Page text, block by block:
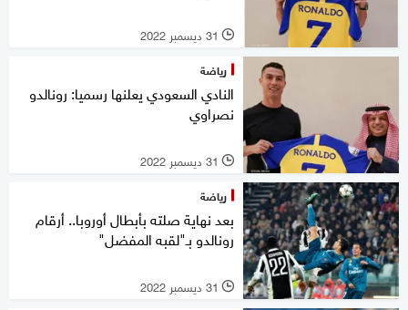
l 31 ديسمبر 2022
رياضة
النادي السعودي يعلنها رسميا: رونالدو
نصراوي
l 31 ديسمبر 2022
رياضة
بعد نهاية صلته بأبطال أوروبا.. أرقام
رونالدو بـ"لقبه المفضل"
l 31 ديسمبر 2022